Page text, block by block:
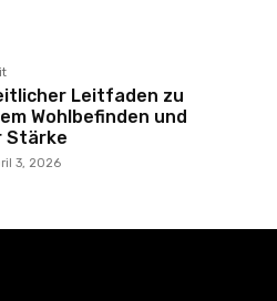
Leitfaden zu
Wohlbefinden und
Stärke
3, 2026